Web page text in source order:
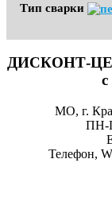
Тип сварки
ДИСКОНТ-
МО, г.
ПН-
Телефон,